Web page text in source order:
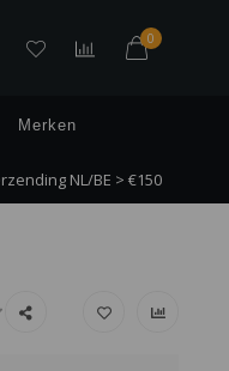
0
Merken
NL/BE > €150